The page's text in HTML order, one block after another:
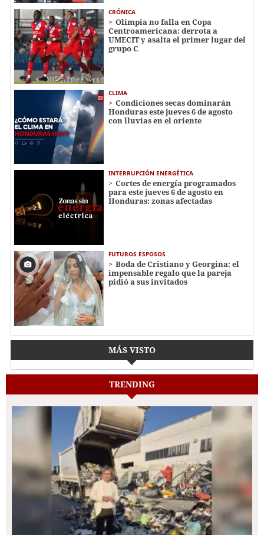
CRÓNICA
Olimpia no falla en Copa
Centroamericana: derrota a
UMECIT y asalta el primer lugar del
grupo C
CLIMA
Condiciones secas dominarán
Honduras este jueves 6 de agosto
con lluvias en el oriente
INTERRUPCIÓN ENERGÉTICA
Cortes de energía programados
para este jueves 6 de agosto en
Honduras: zonas afectadas
FUTUROS ESPOSOS
Boda de Cristiano y Georgina: el
impensable regalo que la pareja
pidió a sus invitados
MÁS VISTO
TRENDING